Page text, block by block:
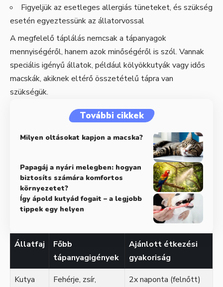
Figyeljük az esetleges allergiás tüneteket, és szükség
esetén egyeztessünk az állatorvossal
A megfelelő táplálás nemcsak a tápanyagok
mennyiségéről, hanem azok minőségéről is szól. Vannak
speciális igényű állatok, például kölyökkutyák vagy idős
macskák, akiknek eltérő összetételű tápra van
szükségük.
További cikkek
Milyen oltásokat kapjon a macska?
Papagáj a nyári melegben: hogyan
biztosíts számára komfortos
környezetet?
Így ápold kutyád fogait – a legjobb
tippek egy helyen
Állatfaj
Főbb
tápanyagigények
Ajánlott étkezési
gyakoriság
Kutya
Fehérje, zsír,
2x naponta (felnőtt)